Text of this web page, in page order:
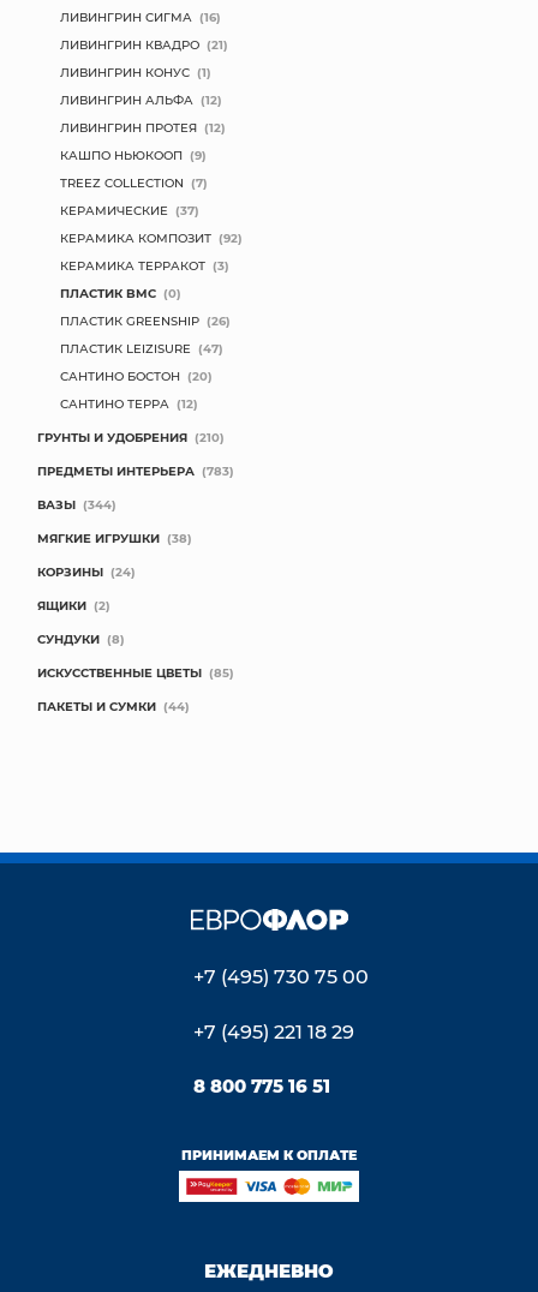
ПОДАРОЧНЫЕ КАРТЫ
ТОРГОВЫЙ ЦЕНТР
КОНТАКТЫ
ЛИВИНГРИН СИГМА (16)
ЛИВИНГРИН КВАДРО (21)
ЛИВИНГРИН КОНУС (1)
ЛИВИНГРИН АЛЬФА (12)
ЛИВИНГРИН ПРОТЕЯ (12)
КАШПО НЬЮКООП (9)
TREEZ COLLECTION (7)
КЕРАМИЧЕСКИЕ (37)
КЕРАМИКА КОМПОЗИТ (92)
КЕРАМИКА ТЕРРАКОТ (3)
ПЛАСТИК BMC (0)
ПЛАСТИК GREENSHIP (26)
ПЛАСТИК LEIZISURE (47)
САНТИНО БОСТОН (20)
САНТИНО ТЕРРА (12)
ГРУНТЫ И УДОБРЕНИЯ (210)
ПРЕДМЕТЫ ИНТЕРЬЕРА (783)
ВАЗЫ (344)
МЯГКИЕ ИГРУШКИ (38)
КОРЗИНЫ (24)
ЯЩИКИ (2)
СУНДУКИ (8)
ИСКУССТВЕННЫЕ ЦВЕТЫ (85)
ПАКЕТЫ И СУМКИ (44)
+7 (495) 730 75 00
+7 (495) 221 18 29
8 800 775 16 51
ПРИНИМАЕМ К ОПЛАТЕ
ЕЖЕДНЕВНО